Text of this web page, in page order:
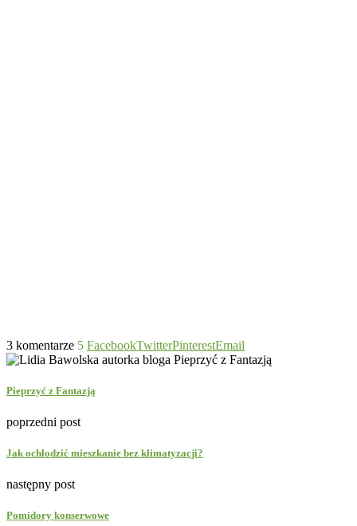
3 komentarze 5 FacebookTwitterPinterestEmail
Pieprzyć z Fantazją
poprzedni post
Jak ochłodzić mieszkanie bez klimatyzacji?
następny post
Pomidory konserwowe